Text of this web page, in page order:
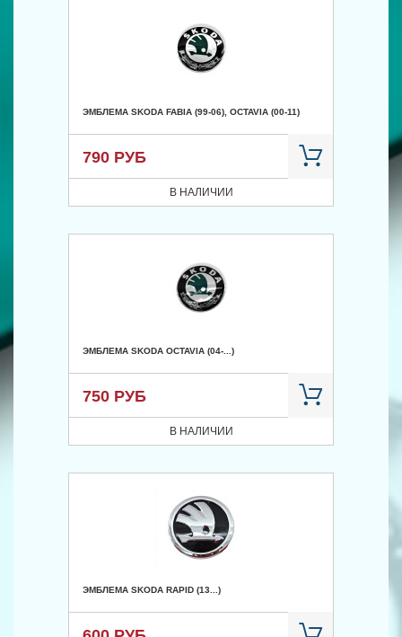
ЭМБЛЕМА SKODA FABIA (99-06), OCTAVIA (00-11)
790 РУБ
В НАЛИЧИИ
ЭМБЛЕМА SKODA OCTAVIA (04-...)
750 РУБ
В НАЛИЧИИ
ЭМБЛЕМА SKODA RAPID (13...)